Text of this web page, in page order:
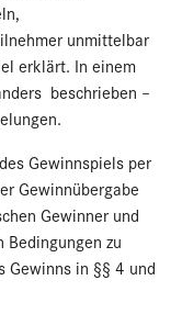
unmittelbar
erklärt. In einem
beschrieben –
Gewinnspiels per
Gewinnübergabe
Gewinner und
Bedingungen zu
Gewinns in §§ 4 und